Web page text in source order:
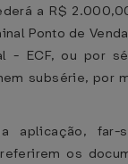
a R$
Ponto de Venda
- ECF, ou por
subsérie, por
aplicação, far-
os